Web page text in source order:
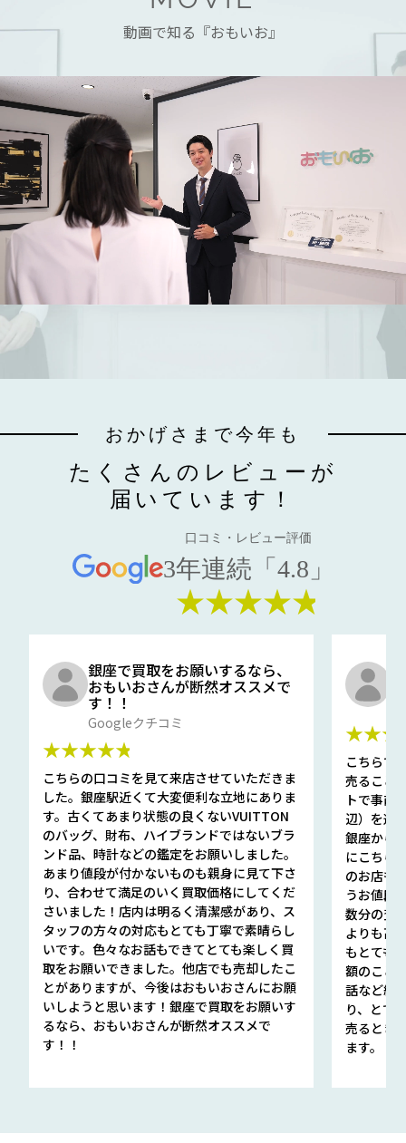
動画で知る『おもいお』
おかげさまで今年も
たくさんのレビューが
届いています！
口コミ・レビュー評価
3年連続「4.8」
★★★★★
銀座で買取をお願いするなら、
おもいおさんが断然オススメで
す！！
Googleクチコミ
★★★★★
こちらの口コミを見て来店させていただきま
した。銀座駅近くて大変便利な立地にありま
す。古くてあまり状態の良くないVUITTON
のバッグ、財布、ハイブランドではないブラ
ンド品、時計などの鑑定をお願いしました。
あまり値段が付かないものも親身に見て下さ
り、合わせて満足のいく買取価格にしてくだ
さいました！店内は明るく清潔感があり、ス
タッフの方々の対応もとても丁寧で素晴らし
いです。色々なお話もできてとても楽しく買
取をお願いできました。他店でも売却したこ
とがありますが、今後はおもいおさんにお願
いしようと思います！銀座で買取をお願いす
るなら、おもいおさんが断然オススメで
す！！
こちらで
売ること
トで事前
辺）を選
銀座から
にこちら
のお店も
うお値段
数分の査
よりも高
もとても
額のこと
話など細
り、とて
売るとき
ます。